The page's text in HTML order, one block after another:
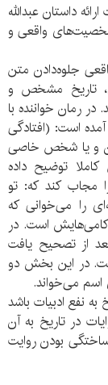
داستان عبدالله
شخصیت‌های واقعی و
جلوه‌دادن متن
تاریخ مشخص و
رمان خواننده با
است: (افتادگی
و یا شخص خاصی
توضیح داده
مجاب کند که: تو
را می‌خوانی که
است. در
از تصحیح یافت
در این بخش دو
اسم می‌خواند.
نفع ادبیات باشد
در تاریخ به آن
بودن روایت